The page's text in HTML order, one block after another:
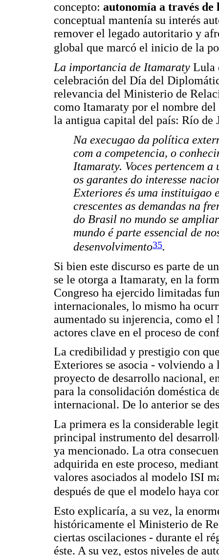
concepto: autonomía a través
conceptual mantenía su interés
remover el legado autoritario y
global que marcó el inicio de la
La importancia de Itamaraty Lula
celebración del Día del
relevancia del Ministerio de
como Itamaraty por el nombre
la antigua capital del país: Río de
Na execugao da política
com a competencia, o
Itamaraty. Voces pertencem
os garantes do interesse
Exteriores és uma instituigao
crescentes as demandas na
do Brasil no mundo se
mundo é parte essencial de
desenvolvimento35.
Si bien este discurso es parte de
se le otorga a Itamaraty, en la
Congreso ha ejercido limitadas
internacionales, lo mismo ha
aumentado su injerencia, como
actores clave en el proceso de
La credibilidad y prestigio con
Exteriores se asocia - volviendo a
proyecto de desarrollo nacional,
para la consolidación doméstica
internacional. De lo anterior se
La primera es la considerable
principal instrumento del
ya mencionado. La otra
adquirida en este proceso,
valores asociados al modelo ISI
después de que el modelo haya
Esto explicaría, a su vez, la
históricamente el Ministerio de
ciertas oscilaciones - durante el
éste. A su vez, estos niveles de